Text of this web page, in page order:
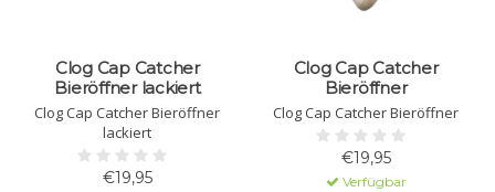
Clog Cap Catcher
Bieröffner lackiert
Clog Cap Catcher Bieröffner
lackiert
€19,95
Clog Cap Catcher
Bieröffner
Clog Cap Catcher Bieröffner
€19,95
Verfügbar